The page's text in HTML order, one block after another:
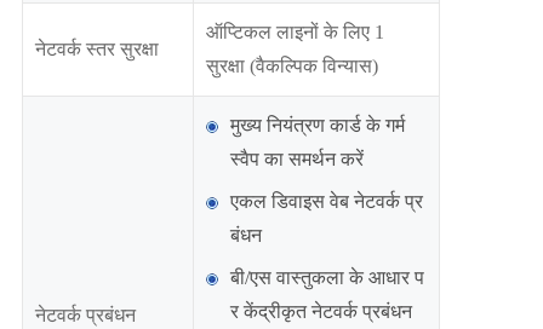
नेटवर्क स्तर सुरक्षा
ऑप्टिकल लाइनों के लिए 1
सुरक्षा (वैकल्पिक विन्यास)
नेटवर्क प्रबंधन
मुख्य नियंत्रण कार्ड के गर्म
स्वैप का समर्थन करें
एकल डिवाइस वेब नेटवर्क प्र
बंधन
बी/एस वास्तुकला के आधार प
र केंद्रीकृत नेटवर्क प्रबंधन